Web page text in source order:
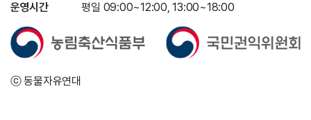
운영시간
평일 09:00~12:00, 13:00~18:00
ⓒ 동물자유연대